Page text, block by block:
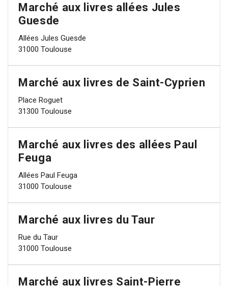
Marché aux livres allées Jules
Guesde
Allées Jules Guesde
31000 Toulouse
Marché aux livres de Saint-Cyprien
Place Roguet
31300 Toulouse
Marché aux livres des allées Paul
Feuga
Allées Paul Feuga
31000 Toulouse
Marché aux livres du Taur
Rue du Taur
31000 Toulouse
Marché aux livres Saint-Pierre